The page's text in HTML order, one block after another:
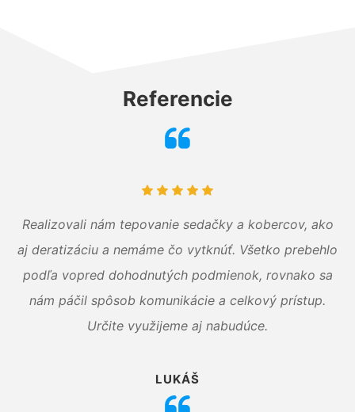
Referencie
Realizovali nám tepovanie sedačky a kobercov, ako
aj deratizáciu a nemáme čo vytknúť. Všetko prebehlo
podľa vopred dohodnutých podmienok, rovnako sa
nám páčil spôsob komunikácie a celkový prístup.
Určite využijeme aj nabudúce.
LUKÁŠ